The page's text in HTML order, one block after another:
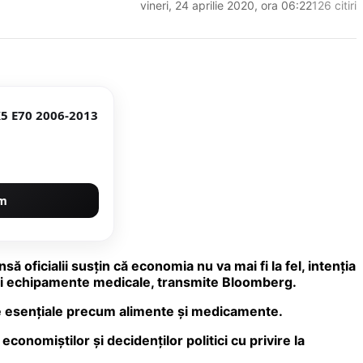
vineri, 24 aprilie 2020, ora 06:22126 citiri
E70 2006-2013
oficialii susţin că economia nu va mai fi la fel, intenţia
medicale, transmite Bloomberg.
precum alimente şi medicamente.
şi decidenţilor politici cu privire la